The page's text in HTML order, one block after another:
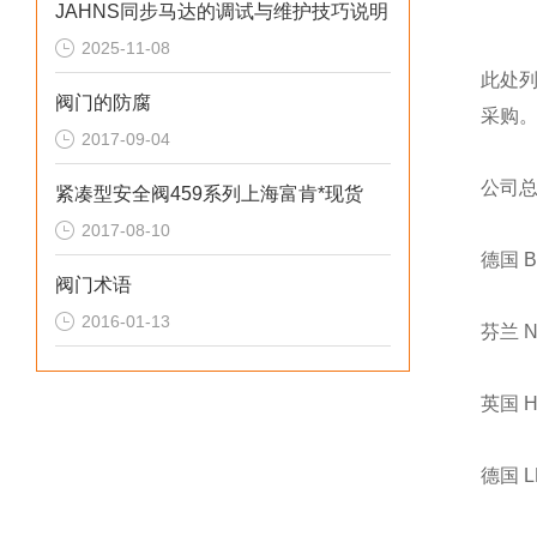
JAHNS同步马达的调试与维护技巧说明
2025-11-08
阀门的防腐
2017-09-04
紧凑型安全阀459系列上海富肯*现货
2017-08-10
阀门术语
2016-01-13
此处
采购。
公司
德国
芬兰
英国
德国